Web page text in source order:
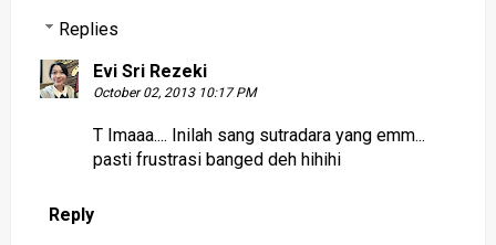
Replies
Evi Sri Rezeki
October 02, 2013 10:17 PM
T Imaaa.... Inilah sang sutradara yang emm...
pasti frustrasi banged deh hihihi
Reply